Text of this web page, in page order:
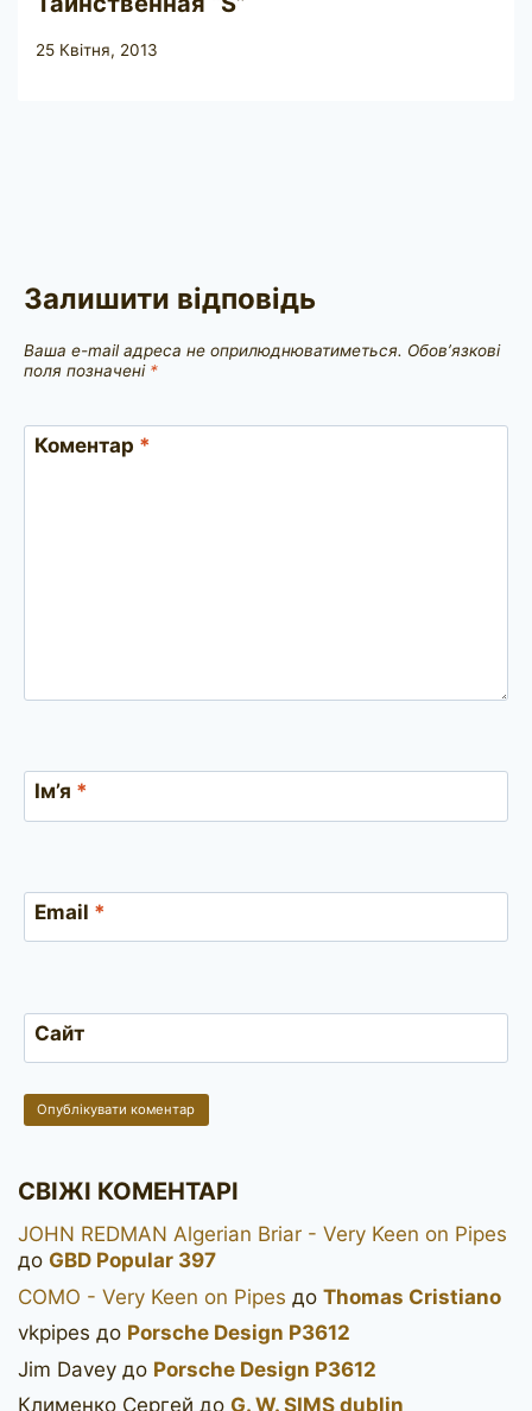
25 Квітня, 2013
Залишити відповідь
Ваша e-mail адреса не оприлюднюватиметься. Обов’язкові
поля позначені *
Коментар *
Ім’я *
Email *
Сайт
СВІЖІ КОМЕНТАРІ
JOHN REDMAN Algerian Briar - Very Keen on Pipes
до GBD Popular 397
COMO - Very Keen on Pipes до Thomas Cristiano
vkpipes до Porsche Design P3612
Jim Davey до Porsche Design P3612
Клименко Сергей до G. W. SIMS dublin